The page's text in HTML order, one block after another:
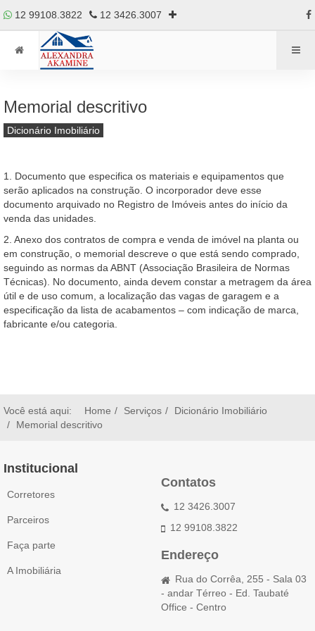
12 99108.3822 12 3426.3007
Memorial descritivo
Dicionário Imobiliário
1. Documento que especifica os materiais e equipamentos que
serão aplicados na construção. O incorporador deve esse
documento arquivado no Registro de Imóveis antes do início da
venda das unidades.
2. Anexo dos contratos de compra e venda de imóvel na planta ou
em construção, o memorial descreve o que está sendo comprado,
seguindo as normas da ABNT (Associação Brasileira de Normas
Técnicas). No documento, ainda devem constar a metragem da área
útil e de uso comum, a localização das vagas de garagem e a
especificação da lista de acabamentos – com indicação de marca,
fabricante e/ou categoria.
Você está aqui: Home Serviços
Dicionário Imobiliário
Memorial descritivo
Institucional
Corretores
Parceiros
Faça parte
A Imobiliária
Contatos
12 3426.3007
12 99108.3822
Endereço
Rua do Corrêa, 255 - Sala 03
- andar Térreo - Ed. Taubaté
Office - Centro